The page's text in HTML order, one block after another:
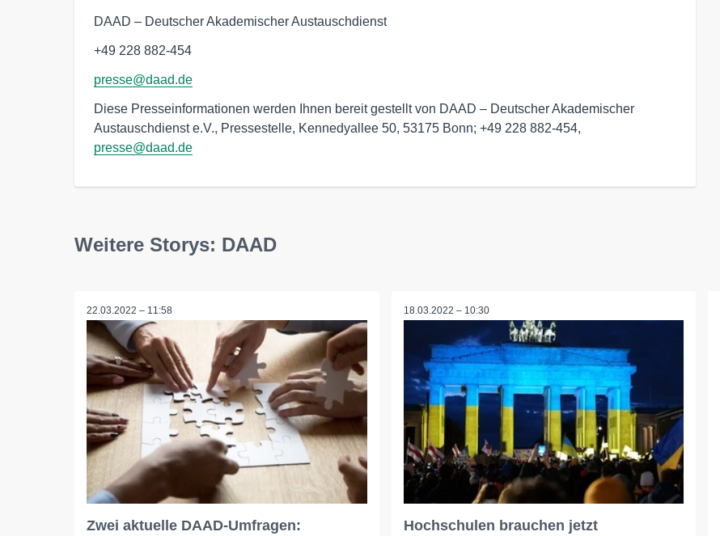
DAAD – Deutscher Akademischer Austauschdienst
+49 228 882-454
presse@daad.de
Diese Presseinformationen werden Ihnen bereit gestellt von DAAD – Deutscher Akademischer
Austauschdienst e.V., Pressestelle, Kennedyallee 50, 53175 Bonn; +49 228 882-454,
presse@daad.de
Weitere Storys: DAAD
22.03.2022 – 11:58
Zwei aktuelle DAAD-Umfragen:
18.03.2022 – 10:30
Hochschulen brauchen jetzt